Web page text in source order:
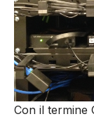
Con il termine